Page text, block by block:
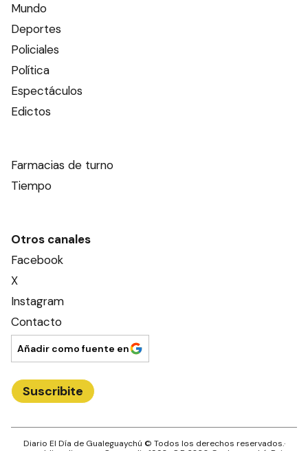
Mundo
Deportes
Policiales
Política
Espectáculos
Edictos
Farmacias de turno
Tiempo
Otros canales
Facebook
X
Instagram
Contacto
Añadir como fuente en
Suscribite
Diario El Día de Gualeguaychú © Todos los derechos reservados.·